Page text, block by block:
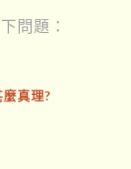
問題：
真理?